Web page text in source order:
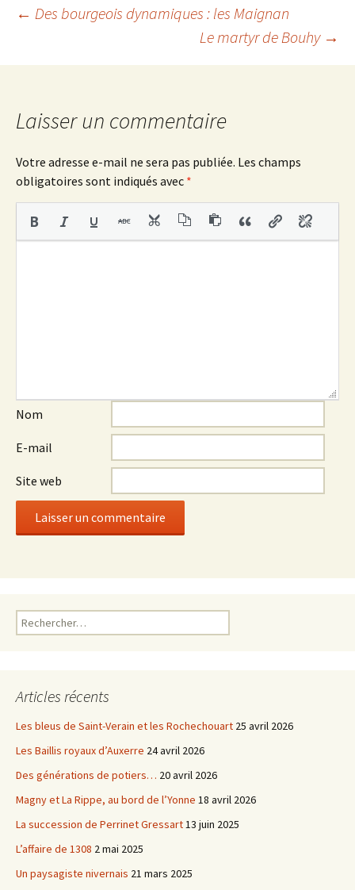
o
k
r
Navigation
des
articles
← Des bourgeois dynamiques : les Maignan
Le martyr de Bouhy →
Laisser un commentaire
Votre adresse e-mail ne sera pas publiée. Les champs
obligatoires sont indiqués avec *
Nom
E-mail
Site web
Rechercher :
Articles récents
Les bleus de Saint-Verain et les Rochechouart 25 avril 2026
Les Baillis royaux d’Auxerre 24 avril 2026
Des générations de potiers… 20 avril 2026
Magny et La Rippe, au bord de l’Yonne 18 avril 2026
La succession de Perrinet Gressart13 juin 2025
L’affaire de 1308 2 mai 2025
Un paysagiste nivernais 21 mars 2025